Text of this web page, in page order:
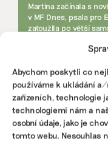
Abychom poskytli co
používáme k ukládání
zařízeních, technologie
technologiemi nám a
osobní údaje, jako je
tomto webu. Nesouhlas
Martina začínala s
v MF Dnes, psala pro
zatoužila po větší
Reklama